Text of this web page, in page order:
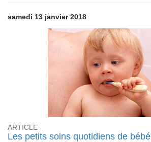
samedi 13 janvier 2018
ARTICLE
Les petits soins quotidiens de bébé